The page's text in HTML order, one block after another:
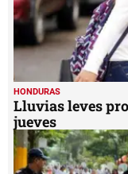
HONDURAS
Lluvias leves
jueves